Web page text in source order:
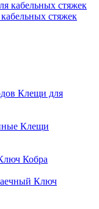
стяжек
Клещи для
Клещи
Кобра
Ключ